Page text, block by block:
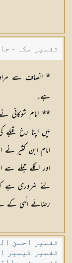
تفسیر مکہ -
* انصاف سے
ہے۔
** امام شوکانی
میں اپنا رخ
امام ابن کثیر
اور اگلے جملے
لئے ضروری ہے
رضائے الٰہی کے
تفسیر احسن
تفسیر تیسیر